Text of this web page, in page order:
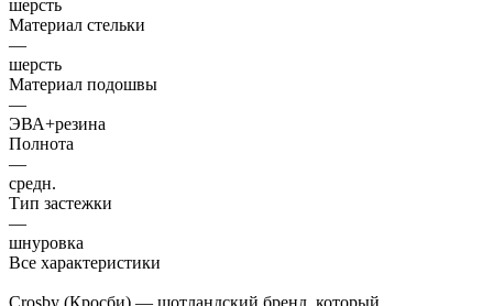
шерсть
Материал стельки
—
шерсть
Материал подошвы
—
ЭВА+резина
Полнота
—
средн.
Тип застежки
—
шнуровка
Все характеристики
Crosby (Кросби) — шотландский бренд, который